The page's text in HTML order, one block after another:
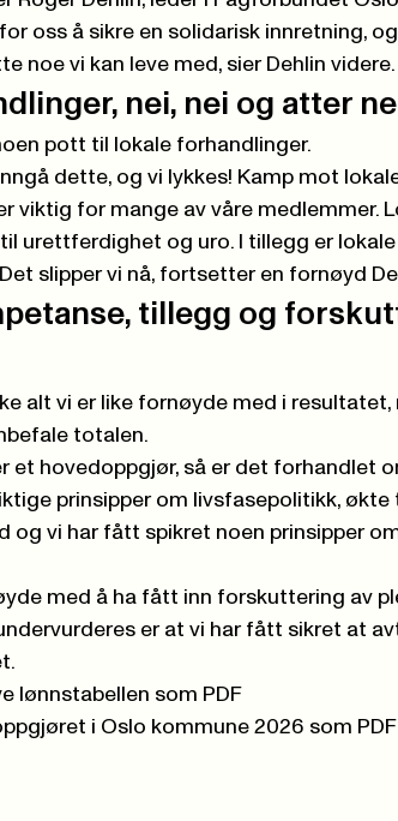
oss å sikre en solidarisk innretning,
noe vi kan leve med, sier Dehlin videre.
nei, nei og atter
pott til lokale forhandlinger.
dette, og vi lykkes! Kamp mot
viktig for mange av våre medlemmer.
urettferdighet og uro. I tillegg er
slipper vi nå, fortsetter en fornøyd
tillegg og
alt vi er like fornøyde med i resultatet,
totalen.
et hovedoppgjør, så er det forhandlet
prinsipper om livsfasepolitikk,
og vi har fått spikret noen prinsipper
med å ha fått inn forskuttering av
er at vi har fått sikret at
lønnstabellen som PDF
i Oslo kommune 2026 som PDF